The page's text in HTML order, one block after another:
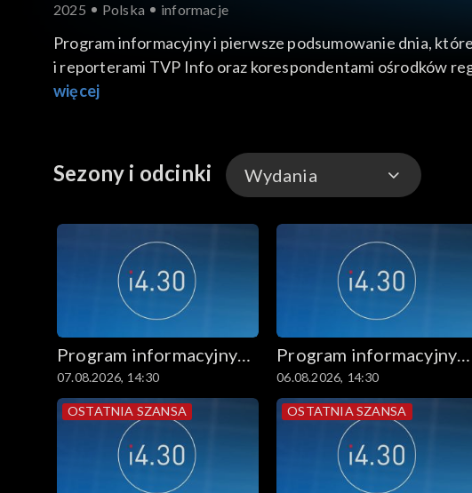
2025 Polska informacje
Program informacyjny i pierwsze podsumowanie dnia,
i reporterami TVP Info oraz korespondentami ośrodków
Od poniedziałku do piątku o godz. 14:30.
więcej
Sezony i odcinki Wydania
Wydania
Program informacyjny
14.30
07.08.2026, 14:30
Program informacyjny
14.30
06.08.2026, 14:30
OSTATNIA SZANSA OSTATNIA SZANSA